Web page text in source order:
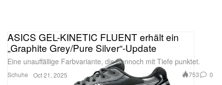
Schuhe
ASICS GEL-KINETIC FLUENT erhält ein
„Graphite Grey/Pure Silver“-Update
Eine unauffällige Farbvariante, die dennoch mit Tiefe punktet.
Oct 21, 2025 753 0